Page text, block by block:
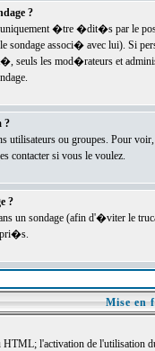
?
uniquement �tre �dit�s par le
sondage associ� avec lui). Si
seuls les mod�rateurs et
?
ou groupes. Pour
contacter si vous le voulez.
?
un sondage (afin d'�viter le
Mise en
l'activation de l'utilisation